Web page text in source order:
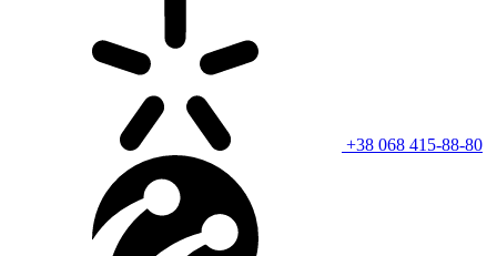
+38 068 415-88-80